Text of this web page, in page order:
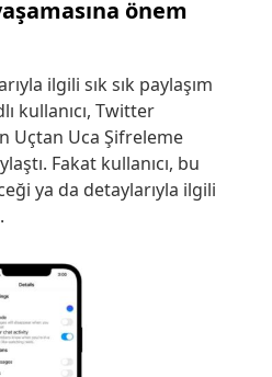
önem
ilgili sık sık paylaşım
kullanıcı, Twitter
Uçtan Uca Şifreleme
Fakat kullanıcı, bu
ya da detaylarıyla ilgili